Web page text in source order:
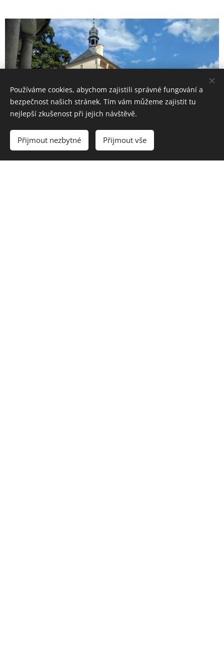
Používáme cookies, abychom zajistili správné fungování a
bezpečnost našich stránek. Tím vám můžeme zajistit tu
nejlepší zkušenost při jejich návštěvě.
Přijmout nezbytné Přijmout vše